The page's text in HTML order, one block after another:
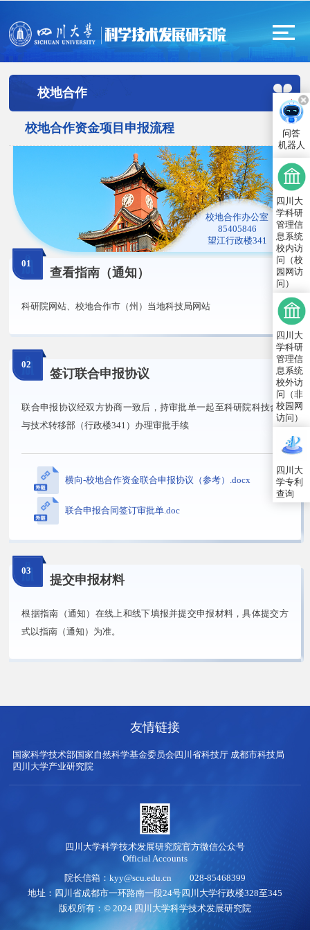
校地合作
校地合作资金项目申报流程
校地合作办公室
85405846
望江行政楼341
01
查看指南（通知）
科研院网站、校地合作市（州）当地科技局网站
02
签订联合申报协议
联合申报协议经双方协商一致后，持审批单一起至科研院科技合作
与技术转移部（行政楼341）办理审批手续
横向-校地合作资金联合申报协议（参考）.docx
联合申报合同签订审批单.doc
03
提交申报材料
根据指南（通知）在线上和线下填报并提交申报材料，具体提交方
式以指南（通知）为准。
友情链接
国家科学技术部国家自然科学基金委员会四川省科技厅 成都市科技局
四川大学产业研究院
四川大学科学技术发展研究院官方微信公众号
Official Accounts
院长信箱：kyy@scu.edu.cn 028-85468399
地址：四川省成都市一环路南一段24号四川大学行政楼328至345
版权所有：© 2024 四川大学科学技术发展研究院
问答
机器人
四川大
学科研
管理信
息系统
校内访
问（校
园网访
问）
四川大
学科研
管理信
息系统
校外访
问（非
校园网
访问）
四川大
学专利
查询